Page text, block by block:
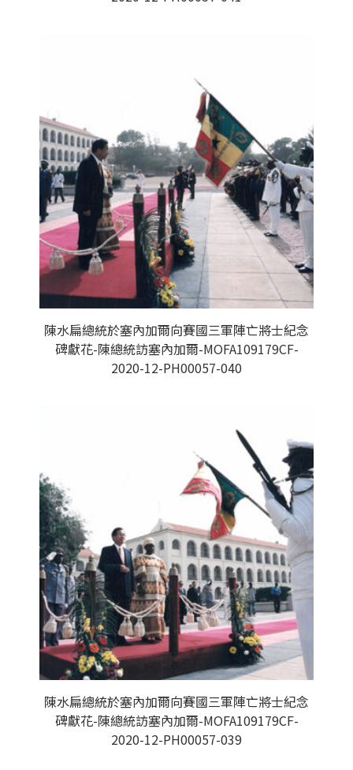
陳水扁總統於塞內加爾向賽國三軍陣亡將士紀念
碑獻花-陳總統訪塞內加爾-MOFA109179CF-
2020-12-PH00057-040
陳水扁總統於塞內加爾向賽國三軍陣亡將士紀念
碑獻花-陳總統訪塞內加爾-MOFA109179CF-
2020-12-PH00057-039